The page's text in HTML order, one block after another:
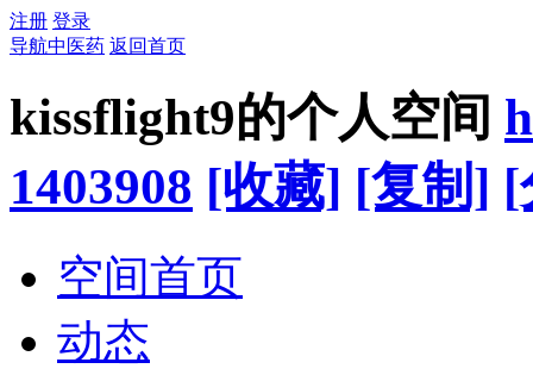
注册 登录
导航中医药 返回首页
kissflight9的个人空间
1403908 [收藏] [复制] [
空间首页
动态